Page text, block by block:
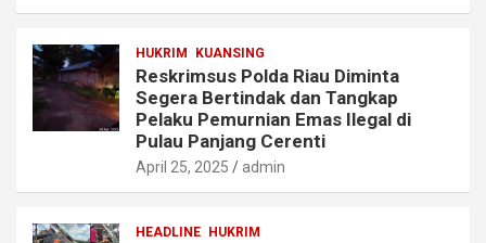
HUKRIM KUANSING
Reskrimsus Polda Riau Diminta
Segera Bertindak dan Tangkap
Pelaku Pemurnian Emas Ilegal di
Pulau Panjang Cerenti
April 25, 2025 admin
HEADLINE HUKRIM